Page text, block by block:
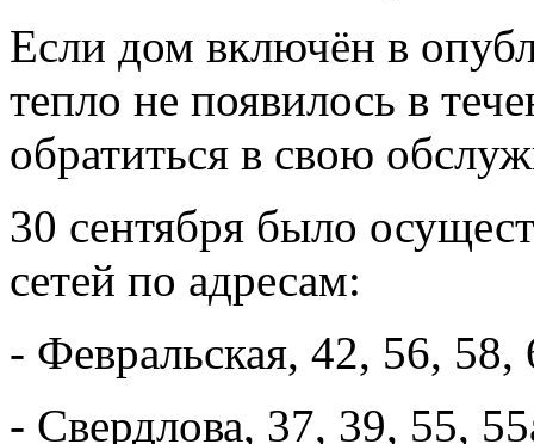
Если дом включён в
тепло не появилось в
обратиться в свою
30 сентября было
сетей по адресам:
- Февральская, 42, 56,
- Свердлова, 37, 39, 55,